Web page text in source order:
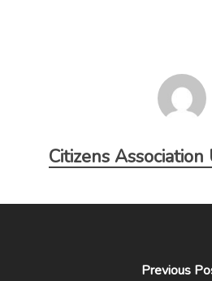
Citizens
Previous